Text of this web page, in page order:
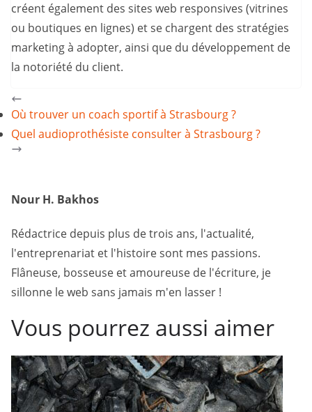
créent également des sites web responsives (vitrines
ou boutiques en lignes) et se chargent des stratégies
marketing à adopter, ainsi que du développement de
la notoriété du client.
Où trouver un coach sportif à Strasbourg ?
Quel audioprothésiste consulter à Strasbourg ?
Nour H. Bakhos
Rédactrice depuis plus de trois ans, l'actualité,
l'entreprenariat et l'histoire sont mes passions.
Flâneuse, bosseuse et amoureuse de l'écriture, je
sillonne le web sans jamais m'en lasser !
Vous pourrez aussi aimer